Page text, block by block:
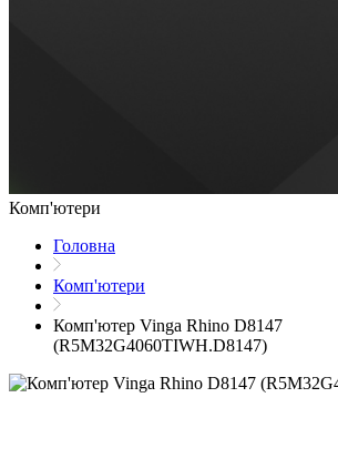
Комп'ютери
Головна
Комп'ютери
Комп'ютер Vinga Rhino D8147
(R5M32G4060TIWH.D8147)